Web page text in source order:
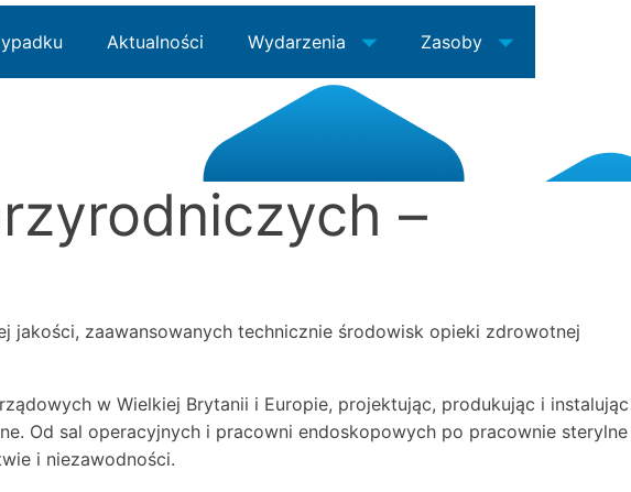
Aktualności Wydarzenia Zasoby
–
jakości, zaawansowanych technicznie środowisk opieki zdrowotnej
w Wielkiej Brytanii i Europie, projektując, produkując i instalując
Od sal operacyjnych i pracowni endoskopowych po pracownie sterylne
i niezawodności.